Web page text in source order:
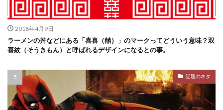
2018年4月9日
ラーメンの丼などにある「喜喜（囍）」のマークってどういう意味？双
喜紋（そうきもん）と呼ばれるデザインになるとの事。
話題のネタ